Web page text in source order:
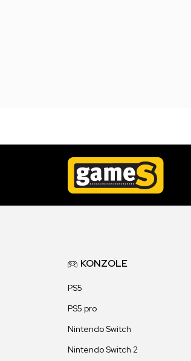
KONZOLE
PS5
PS5 pro
Nintendo Switch
Nintendo Switch 2